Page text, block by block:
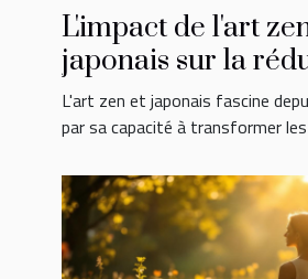
L'impact de l'art
japonais sur la
stress quotidien
L'art zen et japonais fascine
par sa capacité à transformer